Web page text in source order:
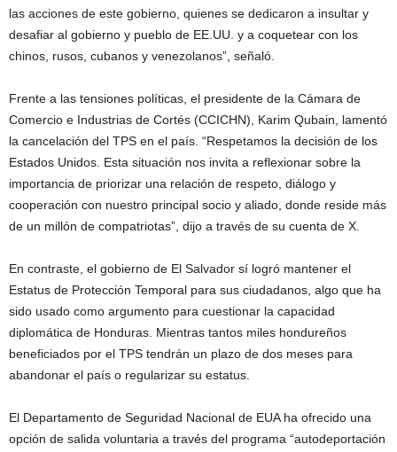
las acciones de este gobierno, quienes se dedicaron a insultar y
desafiar al gobierno y pueblo de EE.UU. y a coquetear con los
chinos, rusos, cubanos y venezolanos”, señaló.
Frente a las tensiones políticas, el presidente de la Cámara de
Comercio e Industrias de Cortés (CCICHN), Karim Qubain, lamentó
la cancelación del TPS en el país. “Respetamos la decisión de los
Estados Unidos. Esta situación nos invita a reflexionar sobre la
importancia de priorizar una relación de respeto, diálogo y
cooperación con nuestro principal socio y aliado, donde reside más
de un millón de compatriotas”, dijo a través de su cuenta de X.
En contraste, el gobierno de El Salvador sí logró mantener el
Estatus de Protección Temporal para sus ciudadanos, algo que ha
sido usado como argumento para cuestionar la capacidad
diplomática de Honduras. Mientras tantos miles hondureños
beneficiados por el TPS tendrán un plazo de dos meses para
abandonar el país o regularizar su estatus.
El Departamento de Seguridad Nacional de EUA ha ofrecido una
opción de salida voluntaria a través del programa “autodeportación